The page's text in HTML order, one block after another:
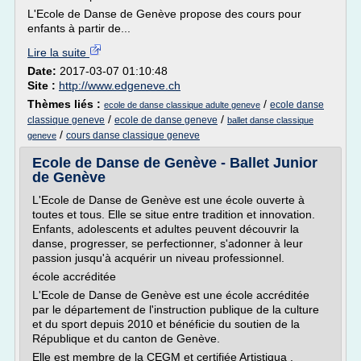
L'Ecole de Danse de Genève propose des cours pour
enfants à partir de...
Lire la suite
Date: 2017-03-07 01:10:48
Site : http://www.edgeneve.ch
Thèmes liés : ecole de danse classique adulte geneve / ecole danse
classique geneve / ecole de danse geneve / ballet danse classique
geneve / cours danse classique geneve
Ecole de Danse de Genève - Ballet Junior
de Genève
L'Ecole de Danse de Genève est une école ouverte à
toutes et tous. Elle se situe entre tradition et innovation.
Enfants, adolescents et adultes peuvent découvrir la
danse, progresser, se perfectionner, s'adonner à leur
passion jusqu'à acquérir un niveau professionnel.
école accréditée
L'Ecole de Danse de Genève est une école accréditée
par le département de l'instruction publique de la culture
et du sport depuis 2010 et bénéficie du soutien de la
République et du canton de Genève.
Elle est membre de la CEGM et certifiée Artistiqua .